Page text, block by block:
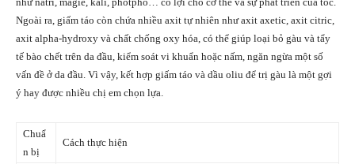
Ngoài ra, giấm táo còn chứa nhiều axit tự nhiên như axit axetic, axit citric,
axit alpha-hydroxy và chất chống oxy hóa, có thể giúp loại bỏ gàu và tẩy
tế bào chết trên da đầu, kiểm soát vi khuẩn hoặc nấm, ngăn ngừa một số
vấn đề ở da đầu. Vì vậy, kết hợp giấm táo và dầu oliu để trị gàu là một gợi
ý hay được nhiều chị em chọn lựa.
Chuẩ
n bị
Cách thực hiện